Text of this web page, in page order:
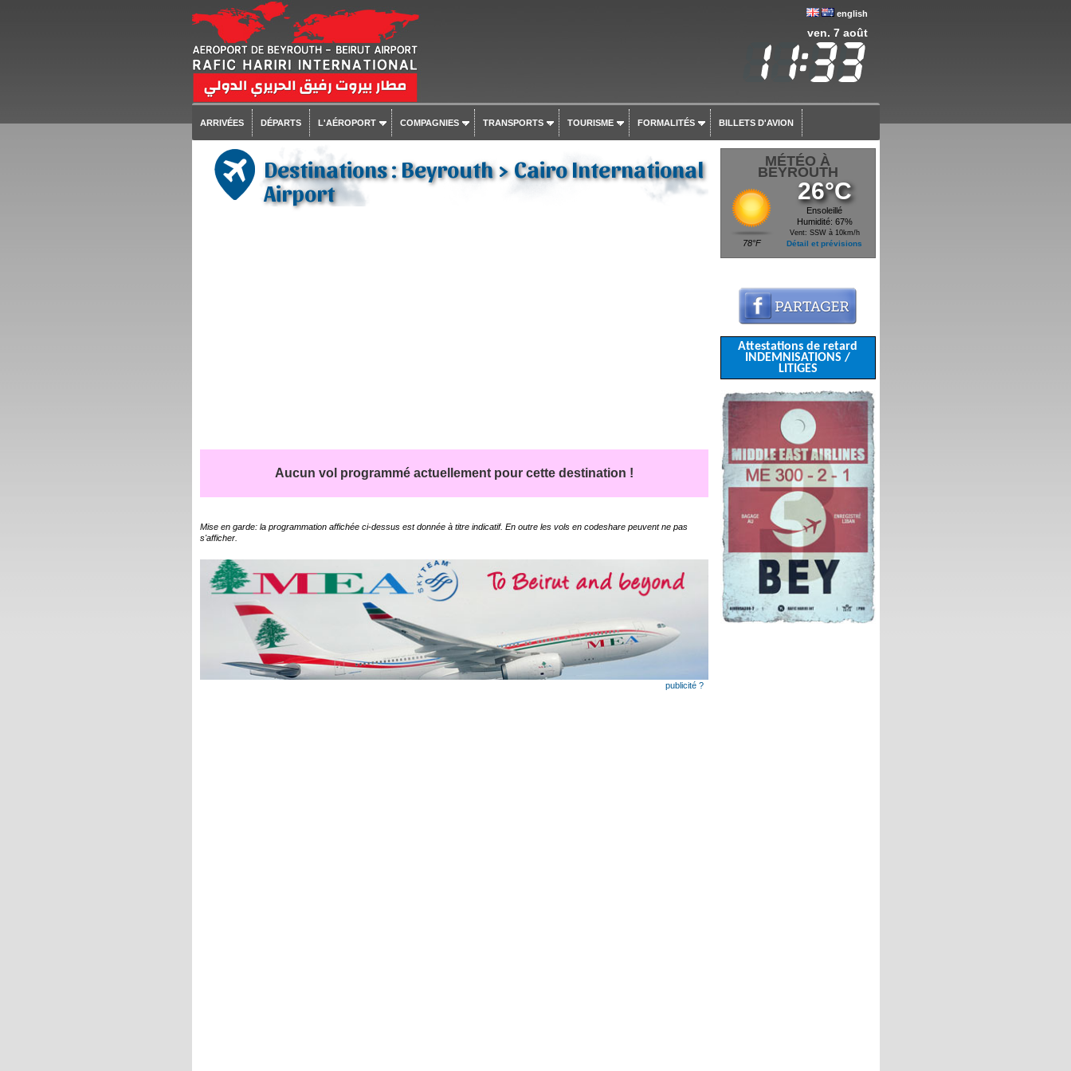
english
ven. 7 août
ARRIVÉES DÉPARTS L'AÉROPORT COMPAGNIES TRANSPORTS TOURISME FORMALITÉS BILLETS D'AVION
Destinations : Beyrouth > Cairo International
Airport
Aucun vol programmé actuellement pour cette destination !
Mise en garde: la programmation affichée ci-dessus est donnée à titre indicatif. En outre les vols en codeshare peuvent ne pas
s'afficher.
publicité ?
MÉTÉO À
BEYROUTH
78°F
26°C
Ensoleillé
Humidité: 67%
Vent: SSW à 10km/h
Détail et prévisions
Attestations de retard
INDEMNISATIONS /
LITIGES